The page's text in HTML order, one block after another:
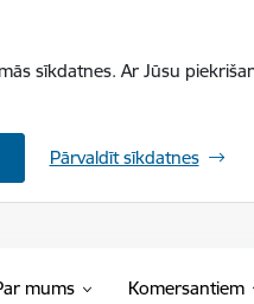
sīkdatnes. Ar Jūsu
Pārvaldīt sīkdatnes
mums Komersantiem